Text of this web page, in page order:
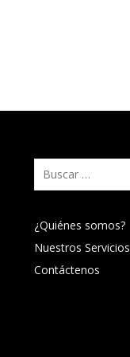
Buscar:
¿Quiénes somos?
Nuestros Servicios
Contáctenos